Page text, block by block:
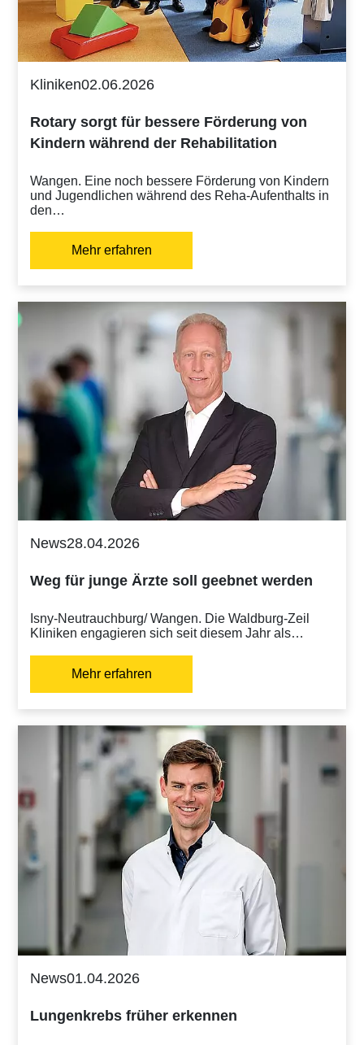
Kliniken02.06.2026
Rotary sorgt für bessere Förderung von
Kindern während der Rehabilitation
Wangen. Eine noch bessere Förderung von Kindern
und Jugendlichen während des Reha-Aufenthalts in
den…
Mehr erfahren
News28.04.2026
Weg für junge Ärzte soll geebnet werden
Isny-Neutrauchburg/ Wangen. Die Waldburg-Zeil
Kliniken engagieren sich seit diesem Jahr als…
Mehr erfahren
News01.04.2026
Lungenkrebs früher erkennen